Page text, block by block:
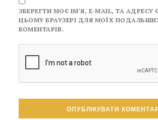
ЗБЕРЕГТИ МОЄ ІМ'Я, E-MAIL, ТА АДРЕСУ
ЦЬОМУ БРАУЗЕРІ ДЛЯ МОЇХ
КОМЕНТАРІВ.